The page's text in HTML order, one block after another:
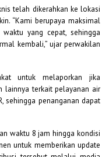
telah dikerahkan ke lokasi
“Kami berupaya maksimal
yang cepat, sehingga
kembali,” ujar perwakilan
untuk melaporkan jika
lainnya terkait pelayanan air
sehingga penanganan dapat
waktu 8 jam hingga kondisi
untuk memberikan update